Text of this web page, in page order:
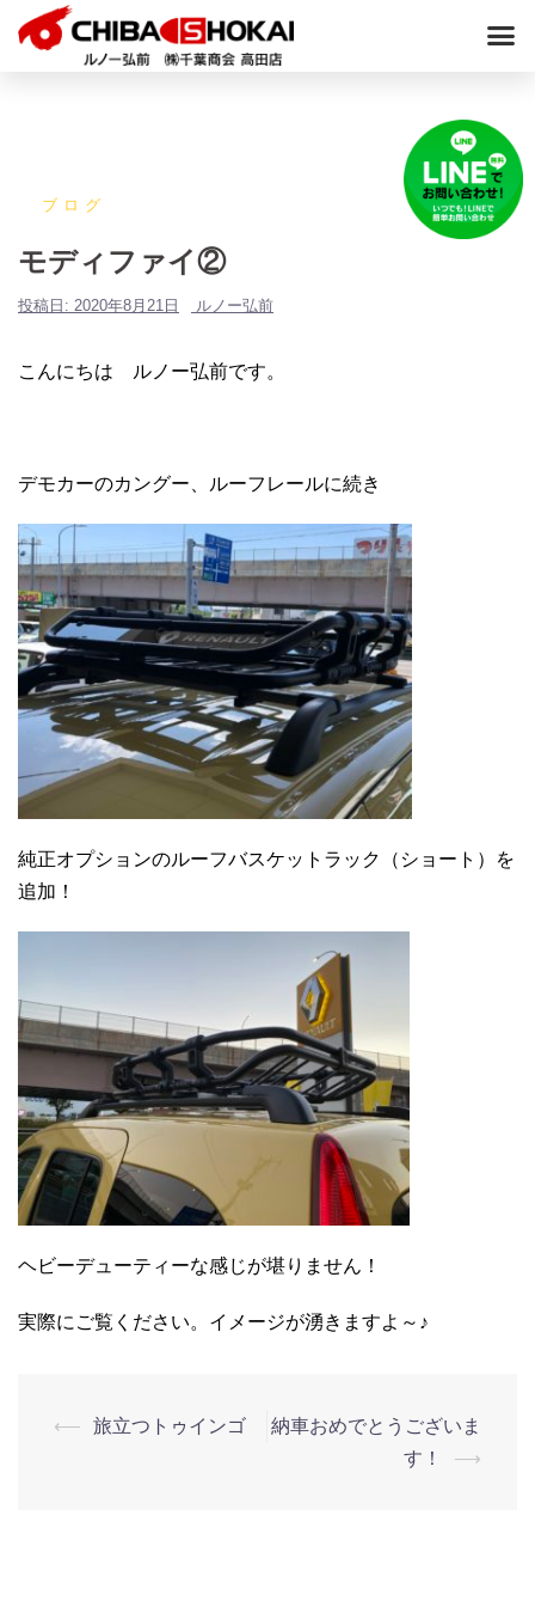
ブログ
モディファイ②
投稿日: 2020年8月21日 ルノー弘前
こんにちは ルノー弘前です。
デモカーのカングー、ルーフレールに続き
純正オプションのルーフバスケットラック（ショート）を
追加！
ヘビーデューティーな感じが堪りません！
実際にご覧ください。イメージが湧きますよ～♪
⟵ 旅立つトゥインゴ
納車おめでとうございま
す！
⟶